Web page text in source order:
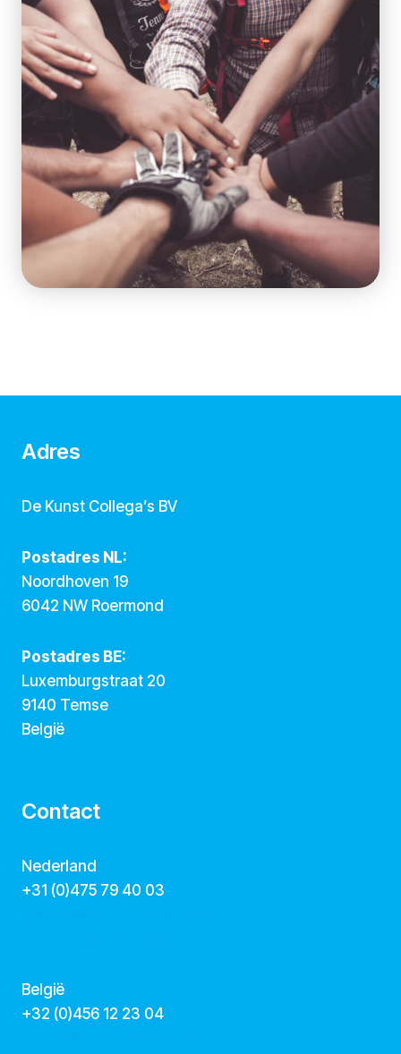
Adres
De Kunst Collega’s BV
Postadres NL:
Noordhoven 19
6042 NW Roermond
Postadres BE:
Luxemburgstraat 20
9140 Temse
België
Contact
Nederland
+31 (0)475 79 40 03
België
‭+32 (0)456 12 23 04‬